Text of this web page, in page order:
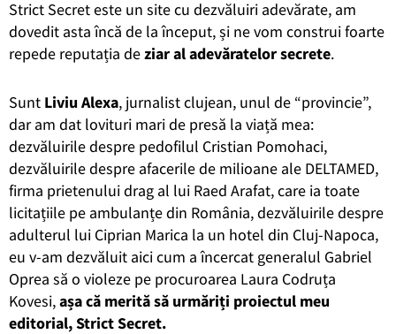
Strict Secret este un site cu dezvăluiri adevărate, am
dovedit asta încă de la început, și ne vom construi foarte
repede reputația deziar al adevăratelor secrete.
Sunt Liviu Alexa, jurnalist clujean, unul de “provincie”,
dar am dat lovituri mari de presă la viață mea:
dezvăluirile despre pedofilul Cristian Pomohaci,
dezvăluirile despre afacerile de milioane ale DELTAMED,
firma prietenului drag al lui Raed Arafat, care ia toate
licitațiile pe ambulanțe din România, dezvăluirile despre
adulterul lui Ciprian Marica la un hotel din Cluj-Napoca,
eu v-am dezvăluit aici cum a încercat generalul Gabriel
Oprea să o violeze pe procuroarea Laura Codruța
Kovesi,așa că merită să urmăriți proiectul meu
editorial, Strict Secret.